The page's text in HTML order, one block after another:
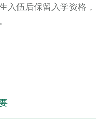
入伍后保留入学资格，